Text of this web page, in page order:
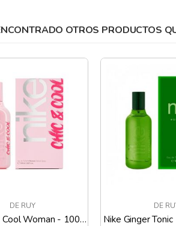
OTROS PRODUCTOS
DE RUY
Nike Chic y Cool Woman - 100 Ml
DE
Nike Ginger